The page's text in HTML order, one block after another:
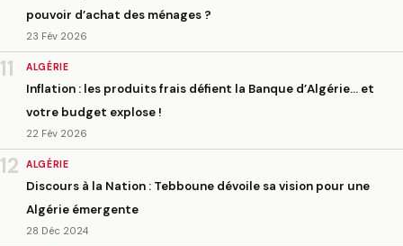
pouvoir d’achat des ménages ?
23 Fév 2026
11 ALGÉRIE
Inflation : les produits frais défient la Banque d’Algérie… et
votre budget explose !
22 Fév 2026
12 ALGÉRIE
Discours à la Nation : Tebboune dévoile sa vision pour une
Algérie émergente
28 Déc 2024